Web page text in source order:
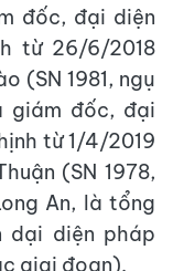
đốc, đại diện
từ 26/6/2018
(SN 1981, ngụ
giám đốc, đại
từ 1/4/2019
(SN 1978,
An, là tổng
dại diện pháp
giai đoạn).